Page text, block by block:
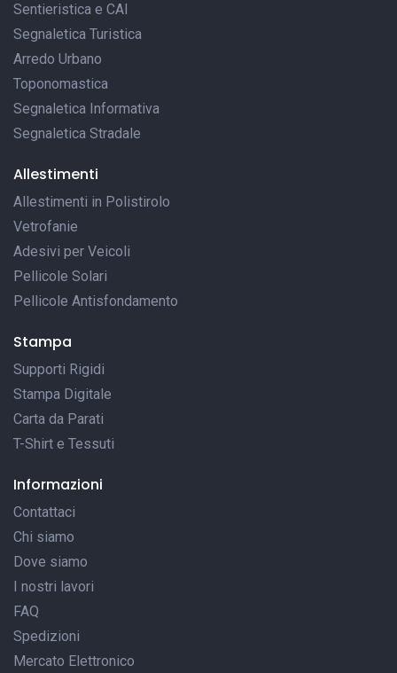
Sentieristica e CAI
Segnaletica Turistica
Arredo Urbano
Toponomastica
Segnaletica Informativa
Segnaletica Stradale
Allestimenti
Allestimenti in Polistirolo
Vetrofanie
Adesivi per Veicoli
Pellicole Solari
Pellicole Antisfondamento
Stampa
Supporti Rigidi
Stampa Digitale
Carta da Parati
T-Shirt e Tessuti
Informazioni
Contattaci
Chi siamo
Dove siamo
I nostri lavori
FAQ
Spedizioni
Mercato Elettronico